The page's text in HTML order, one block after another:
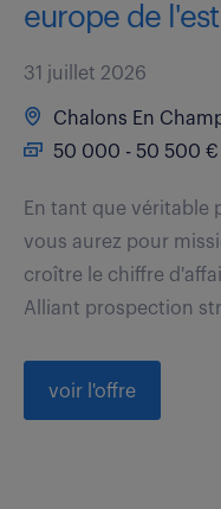
europe de
31 juillet 2026
Chalons En
50 000 - 50 500 €
En tant que véritable
vous aurez pour
croître le chiffre
Alliant prospection
voir l'offre